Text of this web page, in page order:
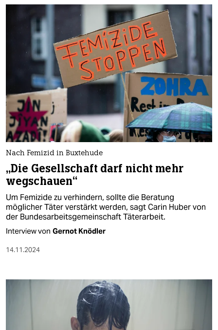
Nach Femizid in Buxtehude
„Die Gesellschaft darf nicht mehr
wegschauen“
Um Femizide zu verhindern, sollte die Beratung
möglicher Täter verstärkt werden, sagt Carin Huber von
der Bundesarbeitsgemeinschaft Täterarbeit.
Interview von Gernot Knödler
14.11.2024